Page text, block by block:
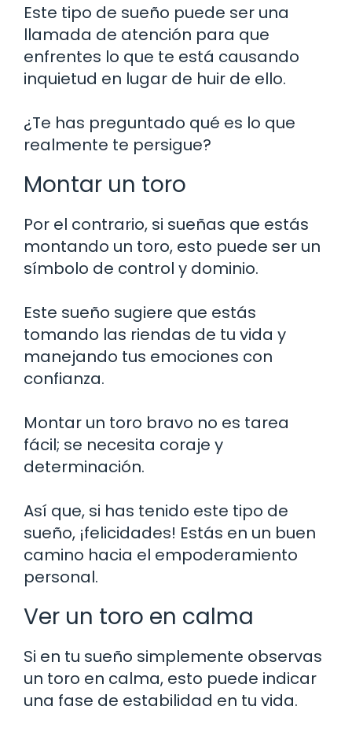
Este tipo de sueño puede ser una
llamada de atención para que
enfrentes lo que te está causando
inquietud en lugar de huir de ello.
¿Te has preguntado qué es lo que
realmente te persigue?
Montar un toro
Por el contrario, si sueñas que estás
montando un toro, esto puede ser un
símbolo de control y dominio.
Este sueño sugiere que estás
tomando las riendas de tu vida y
manejando tus emociones con
confianza.
Montar un toro bravo no es tarea
fácil; se necesita coraje y
determinación.
Así que, si has tenido este tipo de
sueño, ¡felicidades! Estás en un buen
camino hacia el empoderamiento
personal.
Ver un toro en calma
Si en tu sueño simplemente observas
un toro en calma, esto puede indicar
una fase de estabilidad en tu vida.